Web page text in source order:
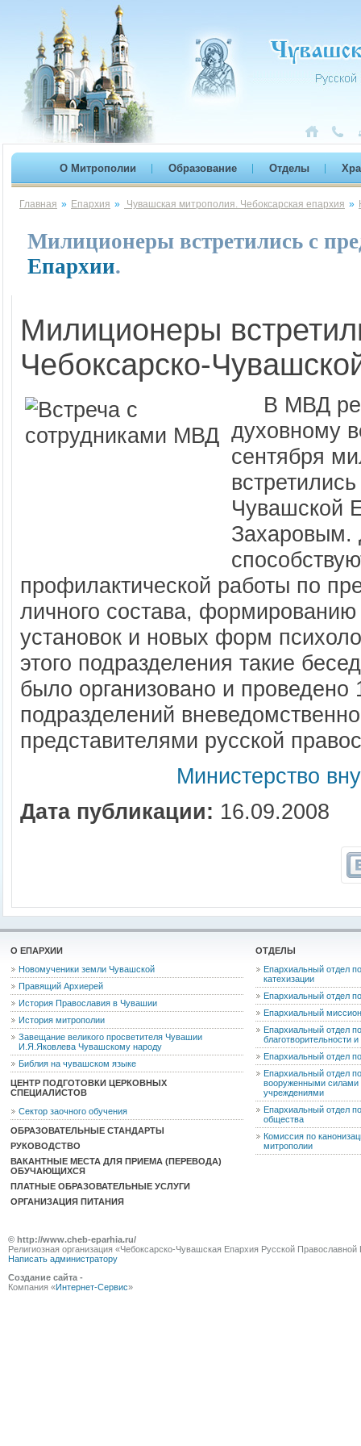
О Митрополии Образование Отделы
Главная » Епархия » Чувашская митрополия. Чебоксарская епархия »
Милиционеры встретились с
Епархии.
Милиционеры
Чебоксарско-
В МВД
духовному
сентября
Чувашской
Захаровым.
профилактической работы по
личного состава, формированию
установок и новых форм
этого подразделения такие
было организовано и проведено
подразделений
представителями русской
Министерство
Дата публикации: 16.09.2008
О ЕПАРХИИ
Новомученики земли Чувашской
Правящий Архиерей
История Православия в Чувашии
История митрополии
Завещание великого просветителя Чувашии
И.Я.Яковлева Чувашскому народу
Библия на чувашском языке
ЦЕНТР ПОДГОТОВКИ ЦЕРКОВНЫХ
СПЕЦИАЛИСТОВ
Сектор заочного обучения
ОБРАЗОВАТЕЛЬНЫЕ СТАНДАРТЫ
РУКОВОДСТВО
ВАКАНТНЫЕ МЕСТА ДЛЯ ПРИЕМА (ПЕРЕВОДА)
ОБУЧАЮЩИХСЯ
ПЛАТНЫЕ ОБРАЗОВАТЕЛЬНЫЕ УСЛУГИ
ОРГАНИЗАЦИЯ ПИТАНИЯ
ОТДЕЛЫ
Епархиальный отдел
катехизации
Епархиальный отдел
Епархиальный
Епархиальный отдел
благотворительности
Епархиальный отдел
Епархиальный отдел
вооруженными силами
учреждениями
Епархиальный отдел
общества
Комиссия по
митрополии
© http://www.cheb-eparhia.ru/
Религиозная организация «Чебоксарско-Чувашская Епархия Русской
Написать администратору
Создание сайта -
Компания «Интернет-Сервис»